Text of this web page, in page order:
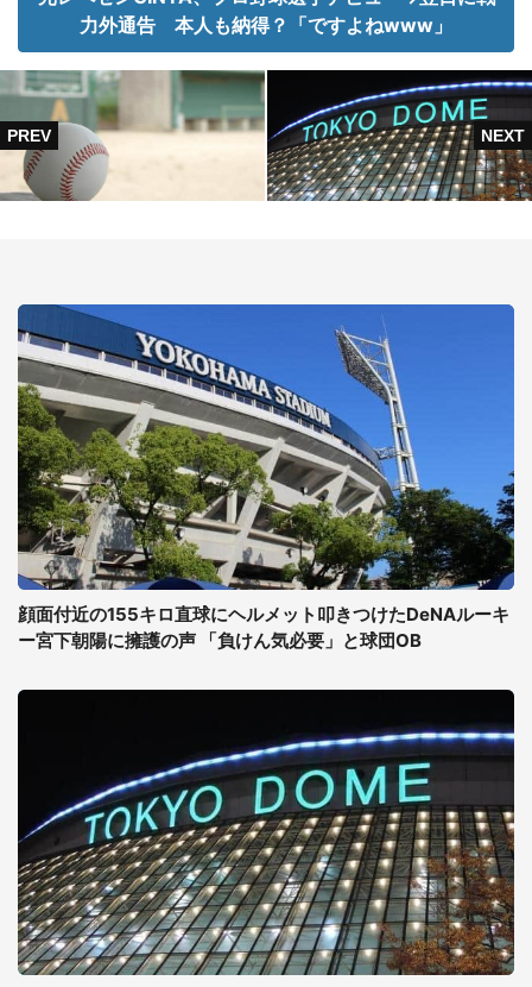
力外通告 本人も納得？「ですよねwww」
顔面付近の155キロ直球にヘルメット叩きつけたDeNAルーキ
ー宮下朝陽に擁護の声 「負けん気必要」と球団OB